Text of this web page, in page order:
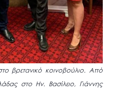
βρετανικό κοινοβούλιο. Από
στο Ην. Βασίλειο, Γιάννης